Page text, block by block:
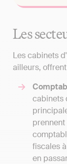
Les
Les cabinets
ailleurs,
cabinets
fiscales
en